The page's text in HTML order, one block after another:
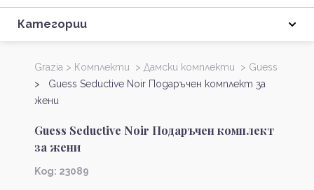
Категории
Grazia > Комплекти > Дамски комплекти > Guess
> Guess Seductive Noir Подаръчен комплект за
жени
Guess Seductive Noir Подаръчен комплект
за жени
Kод: 23089